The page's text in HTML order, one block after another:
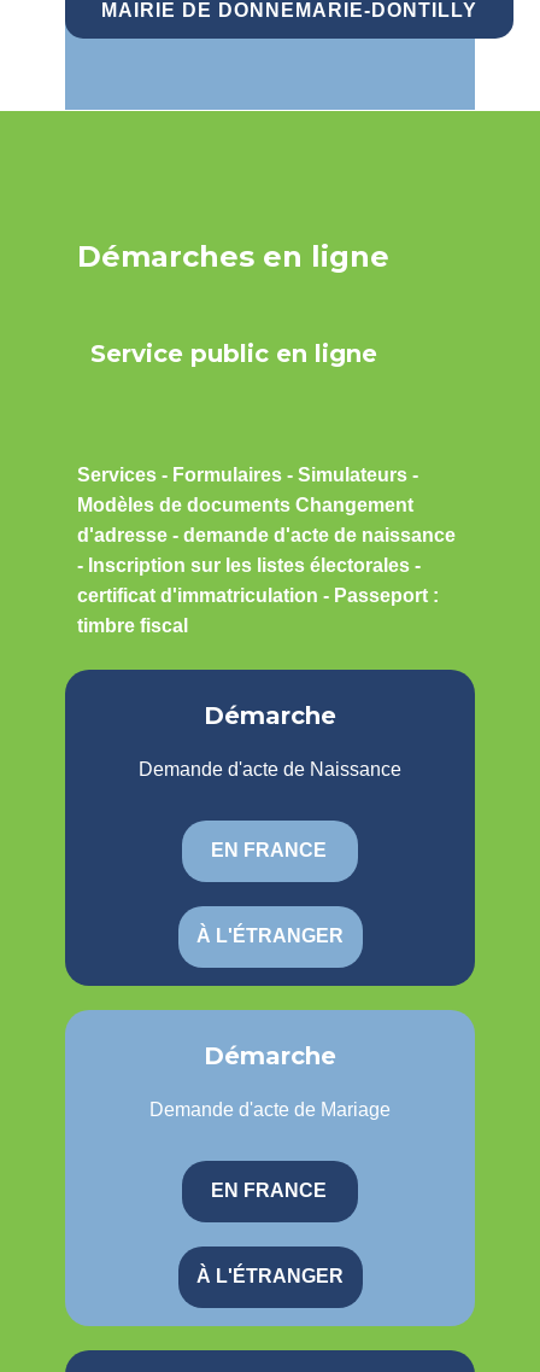
MAIRIE DE DONNEMARIE-DONTILLY
Démarches en ligne
Service public en ligne
Services - Formulaires - Simulateurs -
Modèles de documents Changement
d'adresse - demande d'acte de naissance
- Inscription sur les listes électorales -
certificat d'immatriculation - Passeport :
timbre fiscal
Démarche
Demande d'acte de Naissance
EN FRANCE
À L'ÉTRANGER
Démarche
Demande d'acte de Mariage
EN FRANCE
À L'ÉTRANGER